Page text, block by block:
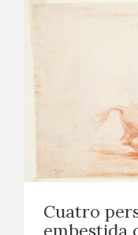
Cuatro
embestida